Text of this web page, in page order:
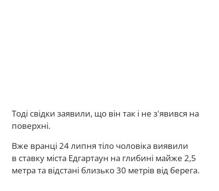
Тоді свідки заявили, що він так і не з'явився на
поверхні.
Вже вранці 24 липня тіло чоловіка виявили
в ставку міста Едгартаун на глибині майже 2,5
метра та відстані близько 30 метрів від берега.